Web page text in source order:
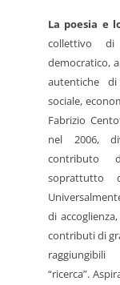
La poesia e
collettivo
democratico,
autentiche
sociale,
Fabrizio
nel 2006,
contributo
soprattutto
di
contributi di
“ricerca”.